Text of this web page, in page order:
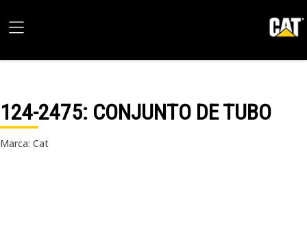
124-2475: CONJUNTO DE TUBO
Marca: Cat